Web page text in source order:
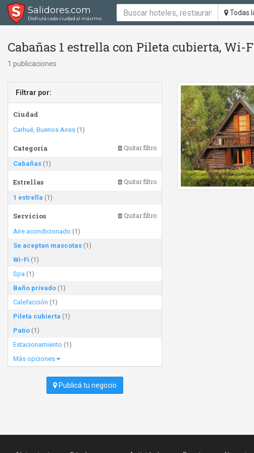
Salidores.com
Disfrutá cada ciudad al máximo
Todas
Cabañas 1 estrella con Pileta cubierta,
1 publicaciones
Filtrar por:
Ciudad
Carhué, Buenos Aires (1)
Categoría Quitar filtro
Cabañas (1)
Estrellas Quitar filtro
1 estrella (1)
Servicios Quitar filtro
Aire acondicionado (1)
Se aceptan mascotas (1)
Wi-Fi (1)
Spa (1)
Baño privado (1)
Calefacción (1)
Pileta cubierta (1)
Patio (1)
Estacionamiento (1)
Más opciones
Publicá tu negocio